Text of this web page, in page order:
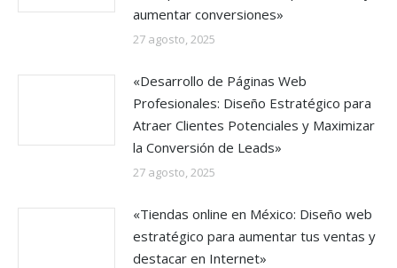
aumentar conversiones»
27 agosto, 2025
«Desarrollo de Páginas Web
Profesionales: Diseño Estratégico para
Atraer Clientes Potenciales y Maximizar
la Conversión de Leads»
27 agosto, 2025
«Tiendas online en México: Diseño web
estratégico para aumentar tus ventas y
destacar en Internet»